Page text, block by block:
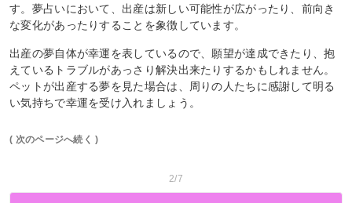
す。夢占いにおいて、出産は新しい可能性が広がったり、前向き
な変化があったりすることを象徴しています。
出産の夢自体が幸運を表しているので、願望が達成できたり、抱
えているトラブルがあっさり解決出来たりするかもしれません。
ペットが出産する夢を見た場合は、周りの人たちに感謝して明る
い気持ちで幸運を受け入れましょう。
( 次のページへ続く )
2/7